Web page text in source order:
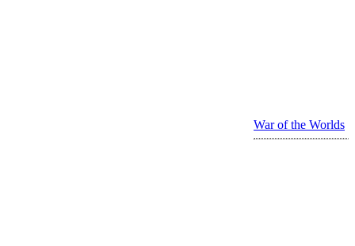
War of the Worlds